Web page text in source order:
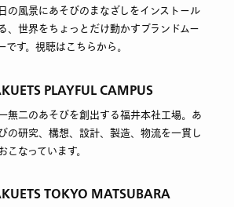
の風景にあそびのまなざしをインストール
、世界をちょっとだけ動かすブランドムー
です。視聴はこちらから。
PLAYFUL CAMPUS
無二のあそびを創出する福井本社工場。あ
の研究、構想、設計、製造、物流を一貫し
こなっています。
TOKYO MATSUBARA